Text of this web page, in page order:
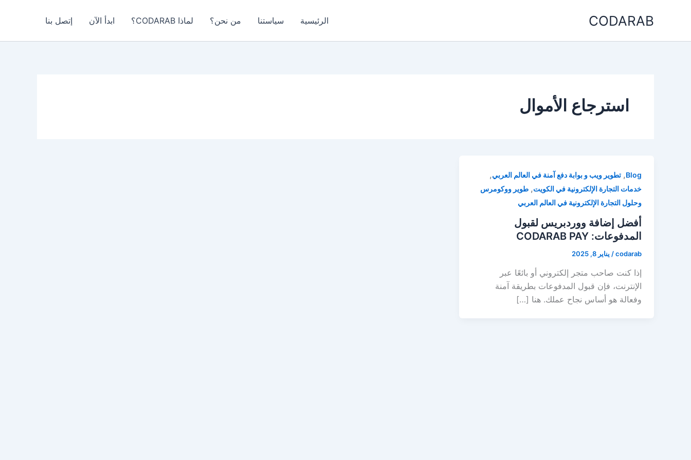
CODARAB الرئيسية سياستنا من نحن؟ لماذا CODARAB؟ ابدأ الآن إتصل بنا
استرجاع الأموال
Blog
, تطوير ويب و بوابة دفع آمنة في العالم العربي,
خدمات التجارة الإلكترونية في الكويت, طوير ووكومرس
وحلول التجارة الإلكترونية في العالم العربي
أفضل إضافة ووردبريس لقبول
المدفوعات: CODARAB PAY
codarab
/ يناير 8, 2025
إذا كنت صاحب متجر إلكتروني أو بائعًا عبر
الإنترنت، فإن قبول المدفوعات بطريقة آمنة
وفعالة هو أساس نجاح عملك. هنا […]